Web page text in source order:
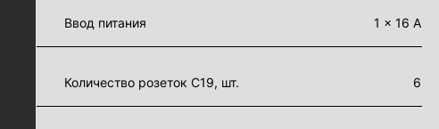
Ввод питания 1 × 16 А
Количество розеток C19, шт. 6